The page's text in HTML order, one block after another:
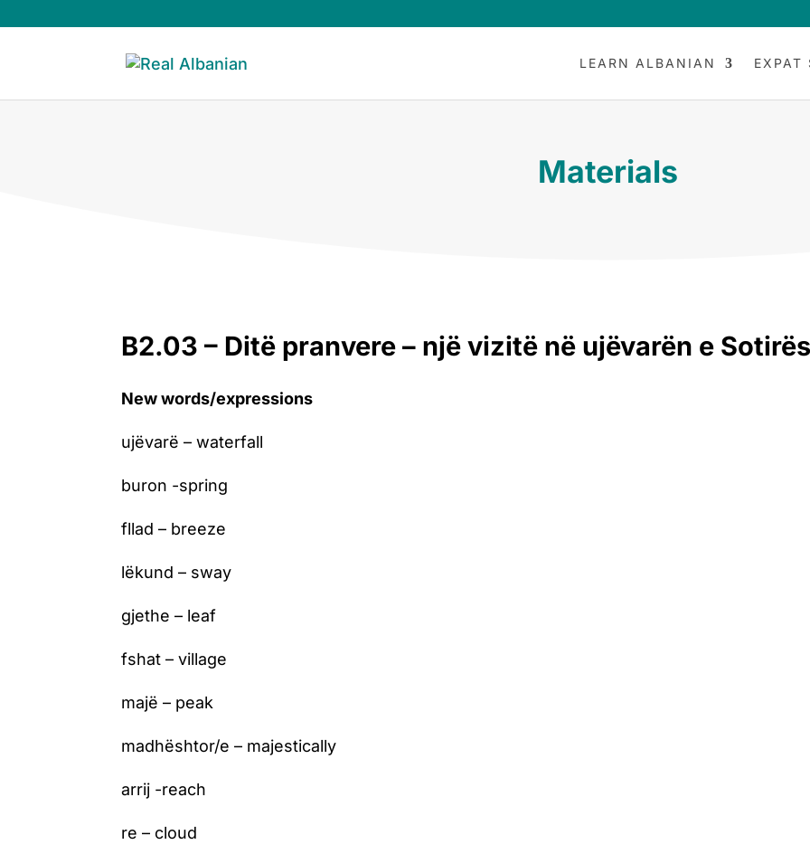
LEARN ALBANIAN EXPAT
Materials
B2.03 – Ditë pranvere – një vizitë në ujëvarën e Sotirës
New words/expressions
ujëvarë – waterfall
buron -spring
fllad – breeze
lëkund – sway
gjethe – leaf
fshat – village
majë – peak
madhështor/e – majestically
arrij -reach
re – cloud